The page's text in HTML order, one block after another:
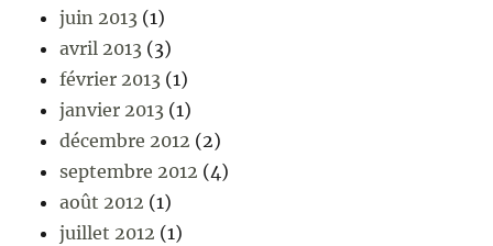
juin 2013 (1)
avril 2013 (3)
février 2013 (1)
janvier 2013 (1)
décembre 2012 (2)
septembre 2012 (4)
août 2012 (1)
juillet 2012 (1)